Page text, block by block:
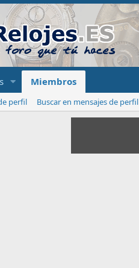
Miembros
perfil Buscar en mensajes de perfil